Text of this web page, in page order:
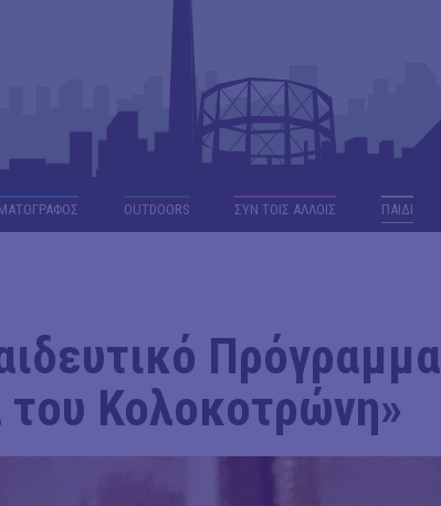
OUTDΟORS ΣΥΝ ΤΟΙΣ ΑΛΛΟΙΣ ΠΑΙΔΙ
Πρόγραμμα
του Κολοκοτρώνη»